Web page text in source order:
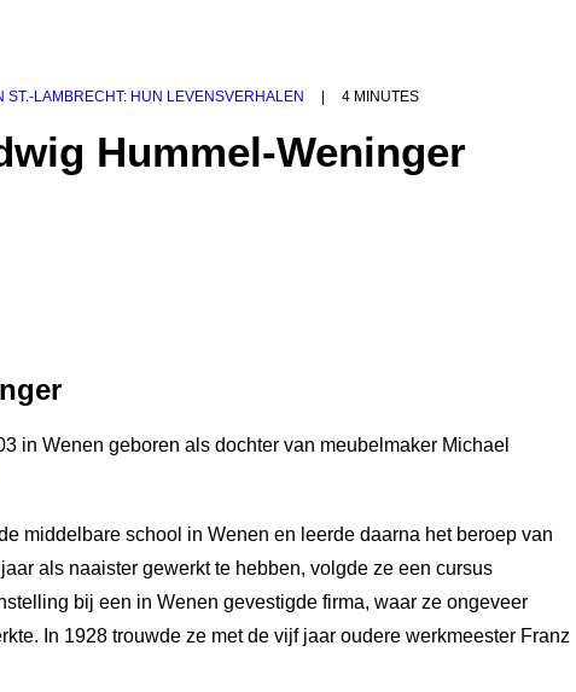
ST.‑LAMBRECHT: HUN LEVENSVERHALEN 4 MINUTES
Hummel-Weninger
in Wenen geboren als dochter van meubelmaker Michael
middelbare school in Wenen en leerde daarna het beroep van
als naaister gewerkt te hebben, volgde ze een cursus
bij een in Wenen gevestigde firma, waar ze ongeveer
In 1928 trouwde ze met de vijf jaar oudere werkmeester Franz